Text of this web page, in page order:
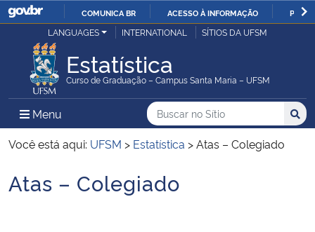
IR
O
COMUNICA BR ACESSO À INFORMAÇÃO
Ministério da Justiça e Segurança Pública
Ministério da Defesa
Ministério das Relações Exteriores
Ministério da Economia
LANGUAGES INTERNATIONAL SÍTIOS DA UFSM
Estatística
Curso de Graduação – Campus Santa Maria – UFSM
Menu Menu Principal do Sítio
Busca
Buscar no no Sítio
Busca:
Você está aqui: UFSM > Estatística >Atas – Colegiado
Início do conteúdo
Atas – Colegiado